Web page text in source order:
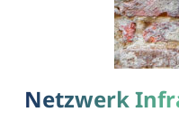
Netzwerk